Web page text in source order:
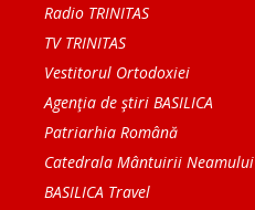
Radio TRINITAS
TV TRINITAS
Vestitorul Ortodoxiei
Agenţia de ştiri BASILICA
Patriarhia Română
Catedrala Mântuirii Neamului
BASILICA Travel